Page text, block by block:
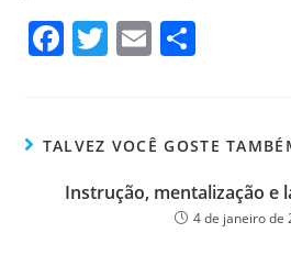
Fa
ok
T
er
E
TALVEZ VOCÊ GOSTE
Instrução, mentalização e
4 de janeiro de